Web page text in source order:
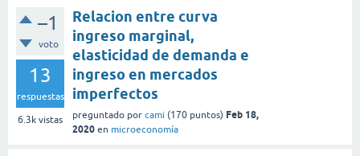
–1
voto
13
respuestas
6.3k vistas
Relacion entre curva
ingreso marginal,
elasticidad de demanda e
ingreso en mercados
imperfectos
preguntado por cami (170 puntos) Feb 18,
2020 en microeconomía